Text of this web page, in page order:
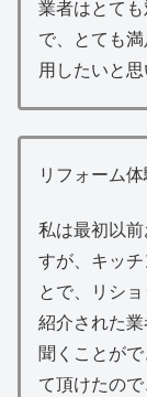
業者はとて
で、とても
用したいと思
リフォーム体
私は最初以
すが、キッ
とで、リシ
紹介された
聞くことが
て頂けたの